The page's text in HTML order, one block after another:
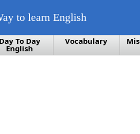
to learn English
Day To Day
English
Vocabulary